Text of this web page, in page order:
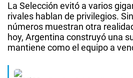
La Selección evitó a varios
rivales hablan de privilegios.
números muestran otra
hoy, Argentina construyó una
mantiene como el equipo a